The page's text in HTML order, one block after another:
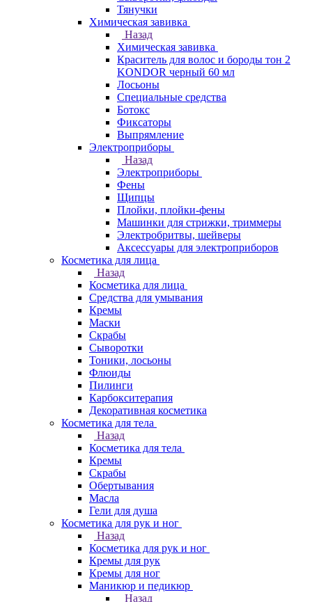
Тянучки
Химическая завивка
Назад
Химическая завивка
Краситель для волос и бороды тон 2
KONDOR черный 60 мл
Лосьоны
Специальные средства
Ботокс
Фиксаторы
Выпрямление
Электроприборы
Назад
Электроприборы
Фены
Щипцы
Плойки, плойки-фены
Машинки для стрижки, триммеры
Электробритвы, шейверы
Аксессуары для электроприборов
Косметика для лица
Назад
Косметика для лица
Средства для умывания
Кремы
Маски
Скрабы
Сыворотки
Тоники, лосьоны
Флюиды
Пилинги
Карбокситерапия
Декоративная косметика
Косметика для тела
Назад
Косметика для тела
Кремы
Скрабы
Обертывания
Масла
Гели для душа
Косметика для рук и ног
Назад
Косметика для рук и ног
Кремы для рук
Кремы для ног
Маникюр и педикюр
Назад